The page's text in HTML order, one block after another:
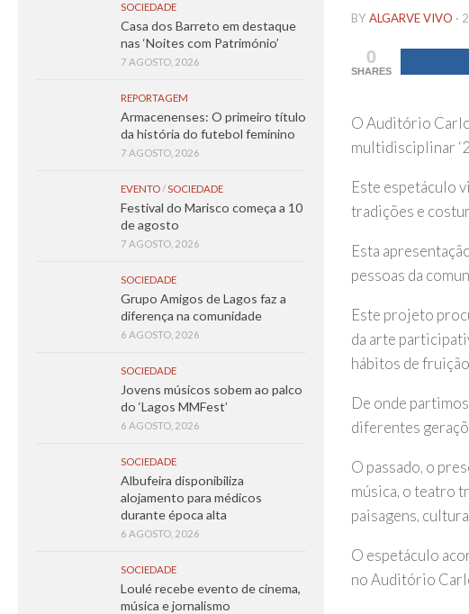
BY ALGARVE VIVO ·
0
SHARES
O Auditório
multidisciplinar
Este espetáculo
tradições e
Esta
pessoas da
Este projeto
da arte
hábitos de
De onde
diferentes
O passado, o
música, o teatro
paisagens,
O espetáculo
no Auditório
SOCIEDADE
Casa dos Barreto em destaque
nas ‘Noites com Património’
7 AGOSTO, 2026
REPORTAGEM
Armacenenses: O primeiro título
da história do futebol feminino
7 AGOSTO, 2026
EVENTO/SOCIEDADE
Festival do Marisco começa a 10
de agosto
7 AGOSTO, 2026
SOCIEDADE
Grupo Amigos de Lagos faz a
diferença na comunidade
6 AGOSTO, 2026
SOCIEDADE
Jovens músicos sobem ao palco
do ‘Lagos MMFest’
6 AGOSTO, 2026
SOCIEDADE
Albufeira disponibiliza
alojamento para médicos
durante época alta
6 AGOSTO, 2026
SOCIEDADE
Loulé recebe evento de cinema,
música e jornalismo